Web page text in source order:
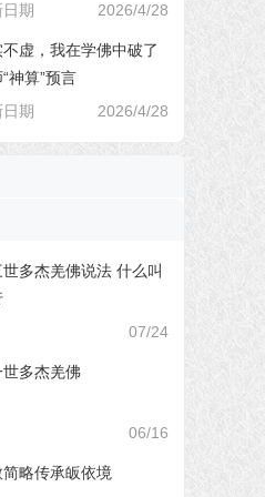
日期
2026/4/28
不虚，我在学佛中破了
神算”预言
日期
2026/4/28
多杰羌佛说法 什么叫
07/24
世多杰羌佛
06/16
简略传承皈依境